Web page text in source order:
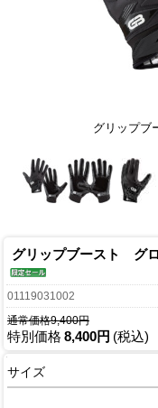
グリップブ
グリップブースト グ
01119031002
通常価格9,400円
特別価格 8,400円 (税込)
サイズ